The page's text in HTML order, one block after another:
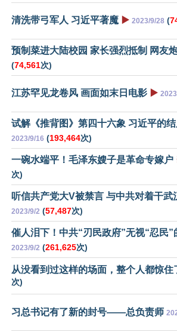
清洗带弓军人 习近平著魔 ▶️ 2023/9/28 (
预制菜进大陆校园 家长强烈抵制 网友
(74,561次)
江苏罕见龙卷风 画面如末日电影 ▶️
试解《推背图》第四十六象 习近平的结
2023/9/16 (193,464次)
一碗水端平！毛泽东嫂子是革命专嫁户
次)
听信共产党大V被禁言 与中共对着干武
2023/9/2 (57,487次)
催人泪下！中共“刃民政府”无视“忍民”
2023/9/2 (261,625次)
从没看到过这样的场面，整个人都惊住
次)
习总书记有了新的封号——总负责师